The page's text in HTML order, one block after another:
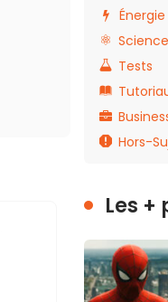
Énergie
Science
Tests
Hors-
Les